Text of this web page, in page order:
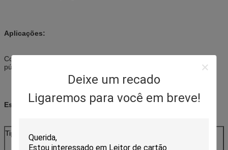
Deixe um recado
Ligaremos para você em breve!
Aplicações:
Controlo de acesso, Educação, Comércio, Governo, Serviços
públicos
Especificações:
Tipo de cartão